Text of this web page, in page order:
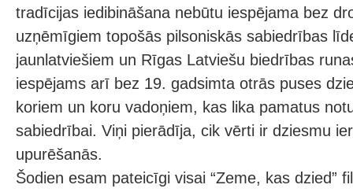
tradīcijas iedibināšana nebūtu iespējama bez
uzņēmīgiem topošās pilsoniskās sabiedrības
jaunlatviešiem un Rīgas Latviešu biedrības
iespējams arī bez 19. gadsimta otrās puses
koriem un koru vadoņiem, kas lika pamatus
sabiedrībai. Viņi pierādīja, cik vērti ir dziesmu
upurēšanās.
Šodien esam pateicīgi visai “Zeme, kas dzied”